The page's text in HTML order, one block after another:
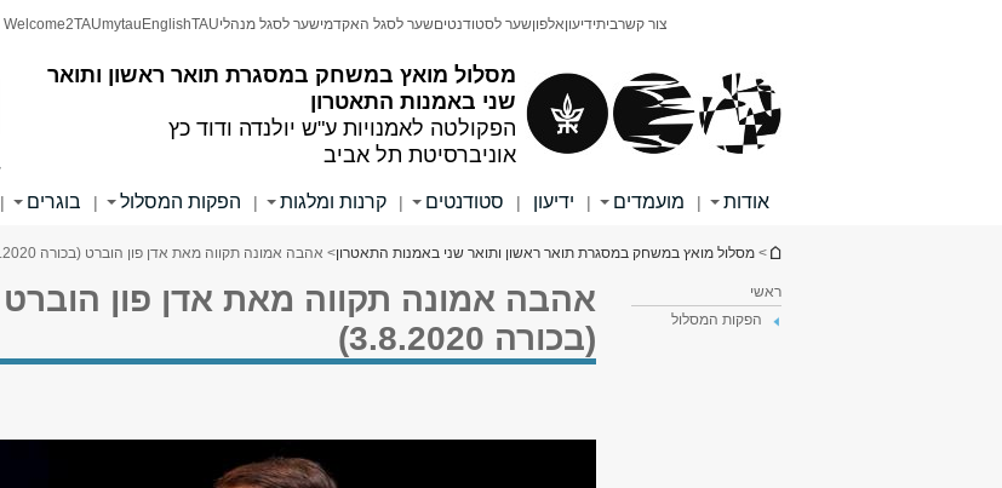
מסלול מואץ במשחק במסגרת תואר ראשון ותואר
שני באמנות התאטרון
הפקולטה לאמנויות ע"ש יולנדה ודוד כץ
אוניברסיטת תל אביב
צור קשרביתידיעוןאלפוןשער לסטודנטיםשער לסגל האקדמישער לסגל מנהליTAU
English
mytau
Welcome2TAU
אודות | מועמדים | ידיעון | סטודנטים | קרנות ומלגות | הפקות המסלול | בוגרים |
הינך נמצא כאן
> מסלול מואץ במשחק במסגרת תואר ראשון ותואר שני באמנות התאטרון> אהבה אמונה תקווה מאת אדן פון הוברט (בכורה 3.8.2020)
ראשי
הפקות המסלול
אהבה אמונה תקווה מאת אדן פון הוברט
(בכורה 3.8.2020)